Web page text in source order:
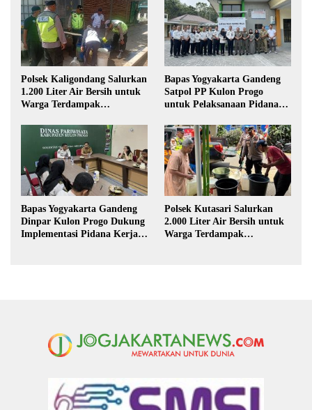
Polsek Kaligondang Salurkan
1.200 Liter Air Bersih untuk
Warga Terdampak
Bapas Yogyakarta Gandeng
Satpol PP Kulon Progo
untuk Pelaksanaan Pidana
Bapas Yogyakarta Gandeng
Dinpar Kulon Progo Dukung
Implementasi Pidana Kerja
Polsek Kutasari Salurkan
2.000 Liter Air Bersih untuk
Warga Terdampak